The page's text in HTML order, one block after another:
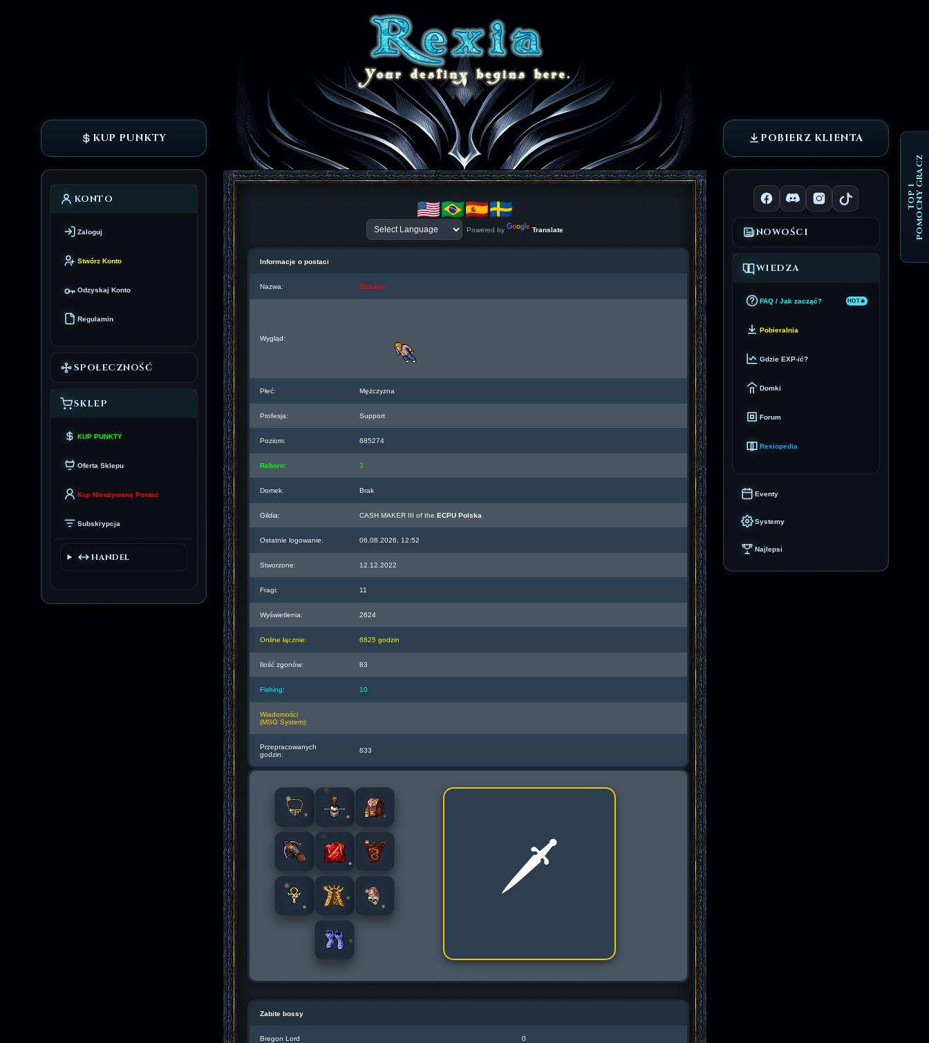
TOP 1POMOCNY GRACZ
KUP PUNKTY POBIERZ KLIENTA
KONTO
Zaloguj
Stwórz Konto
Odzyskaj Konto
Regulamin
SPOŁECZNOŚĆ
SKLEP
KUP PUNKTY
Oferta Sklepu
Kup Nieużywaną Postać
Subskrypcja
HANDEL
Powered by Translate
Informacje o postaci
Nazwa: Dosarie
Wygląd:
Płeć: Mężczyzna
Profesja: Support
Poziom: 685274
Reborn: 3
Domek: Brak
Gildia: CASH MAKER III of the ECPU Polska
Ostatnie logowanie: 06.08.2026, 12:52
Stworzone: 12.12.2022
Fragi: 11
Wyświetlenia: 2624
Online łącznie: 6825 godzin
Ilość zgonów: 83
Fishing: 10
Wiadomości
(MSG System):
Przepracowanych
godzin:
833
🗡️
Zabite bossy
Bregon Lord 0
NOWOŚCI
WIEDZA
FAQ / Jak zacząć?
Pobieralnia
Gdzie EXP-ić?
Domki
Forum
Rexiopedia
Eventy
Systemy
Najlepsi